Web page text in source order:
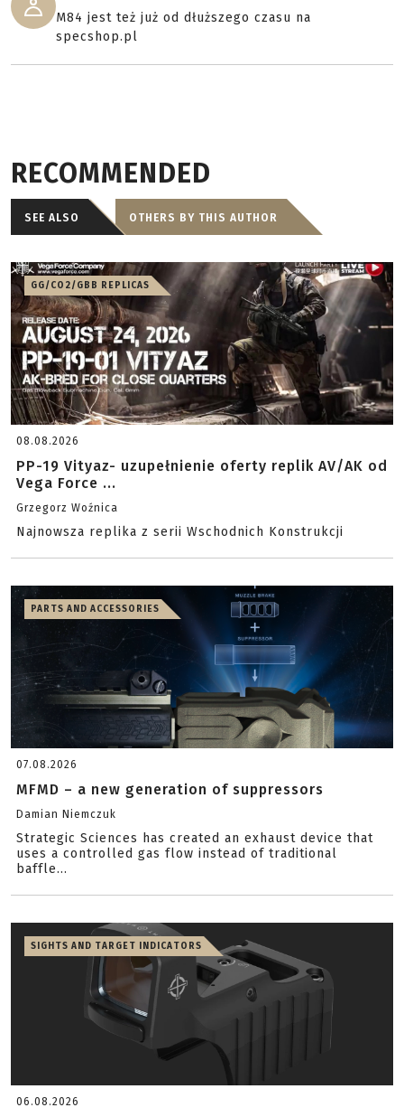
M84 jest też już od dłuższego czasu na
specshop.pl
RECOMMENDED
SEE ALSO OTHERS BY THIS AUTHOR
GG/CO2/GBB REPLICAS
08.08.2026
PP-19 Vityaz- uzupełnienie oferty replik AV/AK od
Vega Force ...
Grzegorz Woźnica
Najnowsza replika z serii Wschodnich Konstrukcji
PARTS AND ACCESSORIES
07.08.2026
MFMD – a new generation of suppressors
Damian Niemczuk
Strategic Sciences has created an exhaust device that
uses a controlled gas flow instead of traditional
baffle...
SIGHTS AND TARGET INDICATORS
06.08.2026